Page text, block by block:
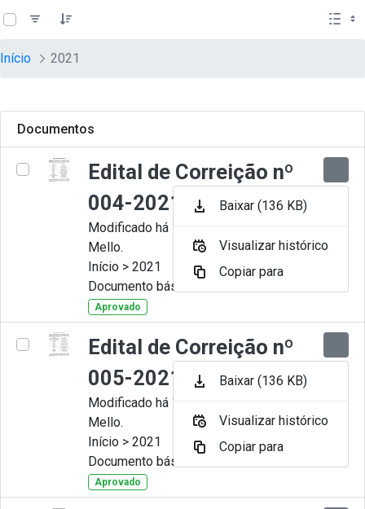
Pular para o Conteúdo principal
teste descricao
Início 2021
Documentos
Edital de Correição nº
004-2021
Modificado há 11 Meses por Artur
Mello.
Início > 2021
Documento básico
Aprovado
Edital de Correição nº
005-2021
Modificado há 11 Meses por Artur
Mello.
Início > 2021
Documento básico
Aprovado
Baixar (136 KB)
Visualizar histórico
Copiar para
Baixar (136 KB)
Visualizar histórico
Copiar para